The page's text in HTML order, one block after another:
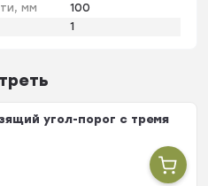
мм
100
1
угол-порог с тремя